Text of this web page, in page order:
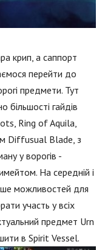
крип, а саппорт
перейти до
предмети. Тут
більшості гайдів
Ring of Aquila,
Diffusual Blade, з
у ворогів -
На середній і
можливостей для
участь у всіх
предмет Urn
в Spirit Vessel.